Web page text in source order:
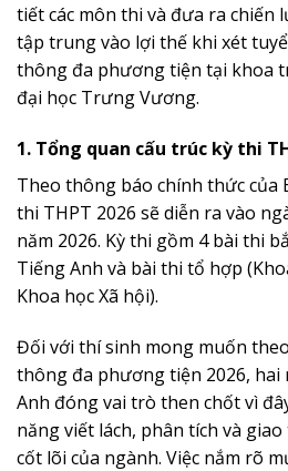
tiết các môn thi và đưa ra chiến
tập trung vào lợi thế khi xét
thông đa phương tiện tại khoa
đại học Trưng Vương.
1. Tổng quan cấu trúc kỳ thi
Theo thông báo chính thức của
thi THPT 2026 sẽ diễn ra vào
năm 2026. Kỳ thi gồm 4 bài thi
Tiếng Anh và bài thi tổ hợp
Khoa học Xã hội).
Đối với thí sinh mong muốn
thông đa phương tiện 2026, hai
Anh đóng vai trò then chốt vì
năng viết lách, phân tích và
cốt lõi của ngành. Việc nắm rõ